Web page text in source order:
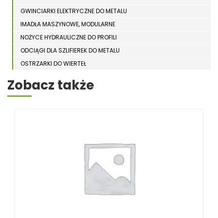
GWINCIARKI ELEKTRYCZNE DO METALU
IMADŁA MASZYNOWE, MODULARNE
NOŻYCE HYDRAULICZNE DO PROFILI
ODCIĄGI DLA SZLIFIEREK DO METALU
OSTRZARKI DO WIERTEŁ
PIŁY TAŚMOWE DO METALU
SZLIFIERKI DO METALU, PŁASZCZYZN
Zobacz także